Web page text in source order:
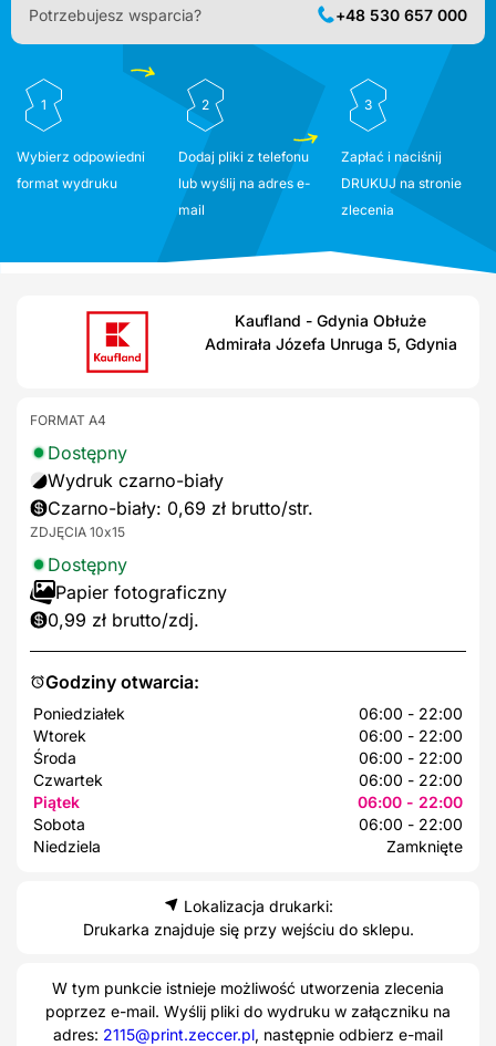
Potrzebujesz wsparcia? +48 530 657 000
1
Wybierz odpowiedni
format wydruku
2
Dodaj pliki z telefonu
lub wyślij na adres e-
mail
3
Zapłać i naciśnij
DRUKUJ na stronie
zlecenia
Kaufland - Gdynia Obłuże
Admirała Józefa Unruga 5, Gdynia
Godziny otwarcia:
Poniedziałek
06:00 - 22:00
Wtorek
06:00 - 22:00
Środa
06:00 - 22:00
Czwartek
06:00 - 22:00
Piątek
06:00 - 22:00
Sobota
06:00 - 22:00
Niedziela
Zamknięte
FORMAT A4
Dostępny
Wydruk czarno-biały
Czarno-biały: 0,69 zł brutto/str.
ZDJĘCIA 10x15
Dostępny
Papier fotograficzny
0,99 zł brutto/zdj.
Lokalizacja drukarki:
Drukarka znajduje się przy wejściu do sklepu.
W tym punkcie istnieje możliwość utworzenia zlecenia
poprzez e-mail. Wyślij pliki do wydruku w załączniku na
adres: 2115@print.zeccer.pl, następnie odbierz e-mail